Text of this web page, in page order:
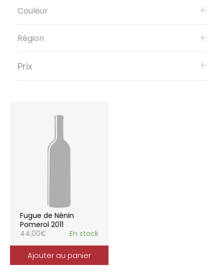
Fugue de Nénin
Pomerol 2011
44,00€ En stock
Ajouter au panier
Couleur
Région
Prix